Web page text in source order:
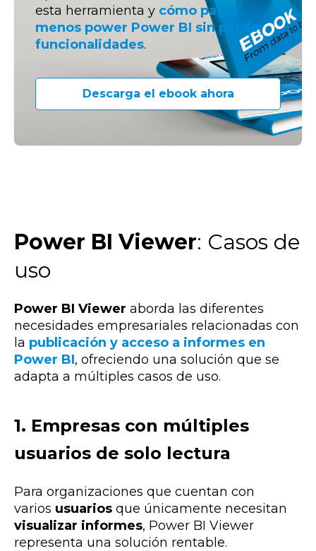
esta herramienta y cómo pagar
menos power Power BI sin perder
funcionalidades.
Descarga el ebook ahora
Power BI Viewer: Casos de
uso
Power BI Viewer aborda las diferentes
necesidades empresariales relacionadas con
la publicación y acceso a informes en
Power BI, ofreciendo una solución que se
adapta a múltiples casos de uso.
1. Empresas con múltiples
usuarios de solo lectura
Para organizaciones que cuentan con
varios usuarios que únicamente necesitan
visualizar informes, Power BI Viewer
representa una solución rentable.